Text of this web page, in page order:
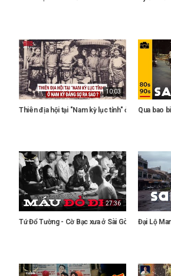
10:03
Thiên địa hội tại "Nam kỳ lục tỉnh" ở Nam Kỳ
Qua bao
27:36
Tứ Đổ Tường - Cờ Bạc xưa ở Sài Gòn - Người Sài
Đại Lộ